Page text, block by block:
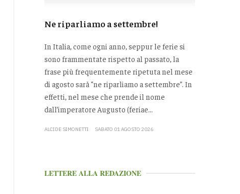
Ne riparliamo a settembre!
In Italia, come ogni anno, seppur le ferie si
sono frammentate rispetto al passato, la
frase più frequentemente ripetuta nel mese
di agosto sarà “ne riparliamo a settembre”. In
effetti, nel mese che prende il nome
dall’imperatore Augusto (feriae...
ALCIDE SIMONETTI SABATO 01 AGOSTO 2026
LETTERE ALLA REDAZIONE